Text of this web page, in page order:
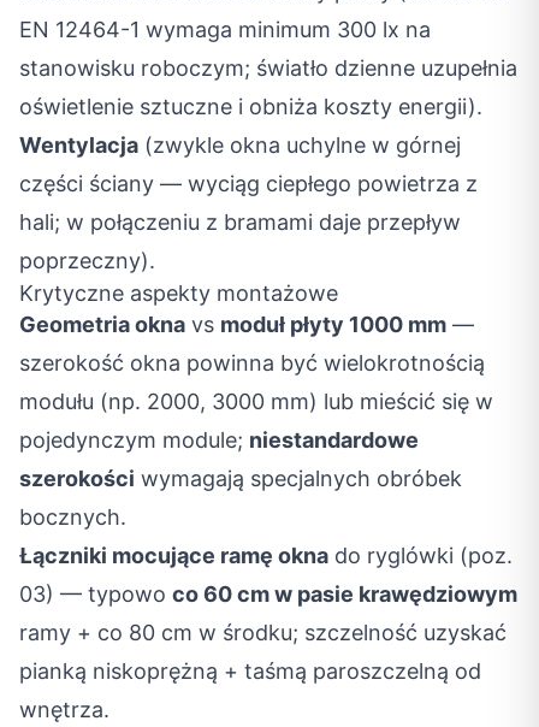
EN 12464-1 wymaga minimum 300 lx na
stanowisku roboczym; światło dzienne uzupełnia
oświetlenie sztuczne i obniża koszty energii).
Wentylacja (zwykle okna uchylne w górnej
części ściany — wyciąg ciepłego powietrza z
hali; w połączeniu z bramami daje przepływ
poprzeczny).
Krytyczne aspekty montażowe
Geometria okna vs moduł płyty 1000 mm —
szerokość okna powinna być wielokrotnością
modułu (np. 2000, 3000 mm) lub mieścić się w
pojedynczym module; niestandardowe
szerokości wymagają specjalnych obróbek
bocznych.
Łączniki mocujące ramę okna do ryglówki (poz.
03) — typowo co 60 cm w pasie krawędziowym
ramy + co 80 cm w środku; szczelność uzyskać
pianką niskoprężną + taśmą paroszczelną od
wnętrza.